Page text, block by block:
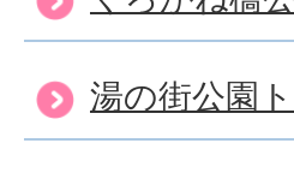
湯の街公園